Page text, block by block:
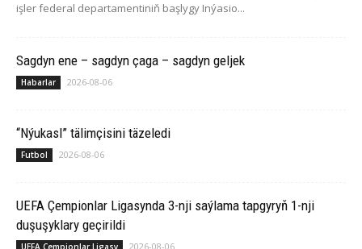
işler federal departamentiniň başlygy Inýasio...
Sagdyn ene – sagdyn çaga – sagdyn geljek
Habarlar 2026-08-06
“Nýukasl” tälimçisini täzeledi
Futbol 2026-08-06
UEFA Çempionlar Ligasynda 3-nji saýlama tapgyryň 1-nji
duşuşyklary geçirildi
2026-08-06